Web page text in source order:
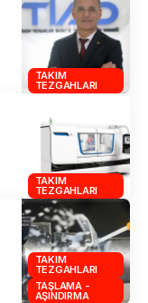
TAKIM
TEZGAHLARI
TAKIM
TEZGAHLARI
TAKIM
TEZGAHLARI
TAŞLAMA -
AŞINDIRMA